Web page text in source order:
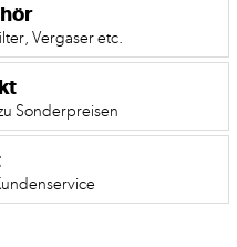
Vergaser etc.
Sonderpreisen